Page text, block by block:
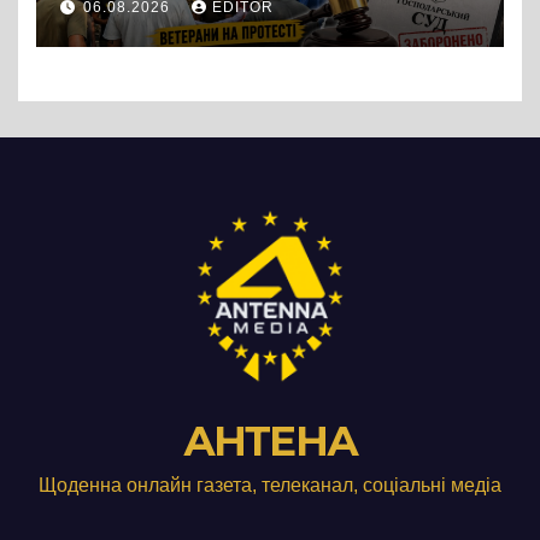
підприємства ТОВ «Омега
Три», що займається
06.08.2026 EDITOR
АНТЕНА
Щоденна онлайн газета, телеканал, соціальні медіа